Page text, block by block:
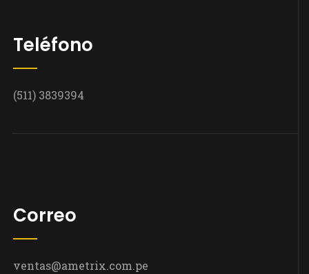
Teléfono
(511) 3839394
Correo
ventas@ametrix.com.pe